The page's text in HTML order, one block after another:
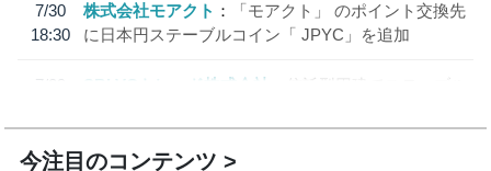
7/30
18:30
株式会社モアクト
「モアクト」 のポイント交換先
に日本円ステーブルコイン「 JPYC」を追加
7/29
SBI VCトレード株式会社
信託型円建てステーブル
今注目のコンテンツ